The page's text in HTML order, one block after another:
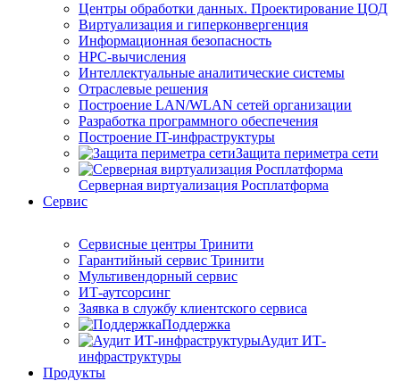
Центры обработки данных. Проектирование ЦОД
Виртуализация и гиперконвергенция
Информационная безопасность
HPC-вычисления
Интеллектуальные аналитические системы
Отраслевые решения
Построение LAN/WLAN сетей организации
Разработка программного обеспечения
Построение IT-инфраструктуры
Защита периметра сети
Серверная виртуализация Росплатформа
Сервис
Сервисные центры Тринити
Гарантийный сервис Тринити
Мультивендорный сервис
ИТ-аутсорсинг
Заявка в службу клиентского сервиса
Поддержка
Аудит ИТ-
инфраструктуры
Продукты